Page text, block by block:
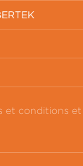
et conditions